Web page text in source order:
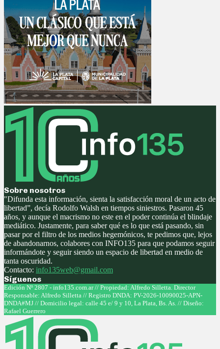
Sobre nosotros
"Difunda esta información, sienta la satisfacción moral de un acto de
libertad”, decía Rodolfo Walsh en tiempos siniestros. Pasaron 45
años, y aunque el macrismo no este en el poder continúa el blindaje
mediático. Justamente, para saber qué es lo que está pasando, sin
pasar por el filtro de los medios hegemónicos, te pedimos que, lejos
de abandonarnos, colabores con INFO135 para que podamos seguir
informándote y seguir siendo un espacio de libertad en medio de
tanta oscuridad.
Contacto: info135web@gmail.com
Síguenos
Facebook
Twitter
Instagram
Youtube
Edición Nº 2807 - info135.com.ar // Propiedad: Alfredo Silletta. Director
Responsable: Alfredo Silletta // Registro DNDA: PV-2026-10090025-APN-
DNDA#MJ // Domicilio legal: calle 45 e/ 9 y 10, La Plata, Bs. As. // Diseño:
Rafael Guerrero